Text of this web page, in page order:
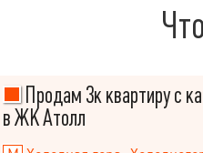
Продам 3к квартиру с
в ЖК Атолл